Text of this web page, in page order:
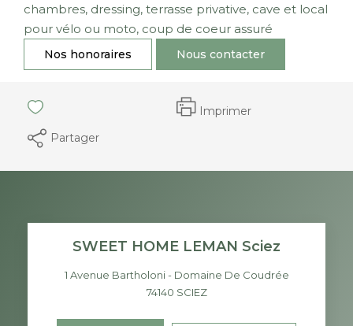
chambres, dressing, terrasse privative, cave et local
pour vélo ou moto, coup de coeur assuré
Nos honoraires Nous contacter
Imprimer
Partager
SWEET HOME LEMAN Sciez
1 Avenue Bartholoni - Domaine De Coudrée
74140 SCIEZ